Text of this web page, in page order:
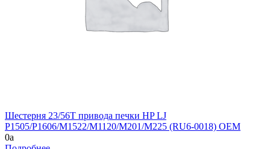
Шестерня 23/56T привода печки HP LJ
P1505/P1606/M1522/M1120/M201/M225 (RU6-0018) OEM
0a